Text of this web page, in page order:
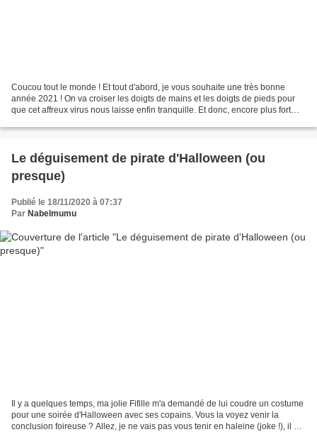
Coucou tout le monde ! Et tout d'abord, je vous souhaite une très bonne
année 2021 ! On va croiser les doigts de mains et les doigts de pieds pour
que cet affreux virus nous laisse enfin tranquille. Et donc, encore plus fort
Le déguisement de pirate d'Halloween (ou
presque)
Publié le 18/11/2020 à 07:37
Par Nabelmumu
Il y a quelques temps, ma jolie Fifille m'a demandé de lui coudre un costume
pour une soirée d'Halloween avec ses copains. Vous la voyez venir la
conclusion foireuse ? Allez, je ne vais pas vous tenir en haleine (joke !), il n'y